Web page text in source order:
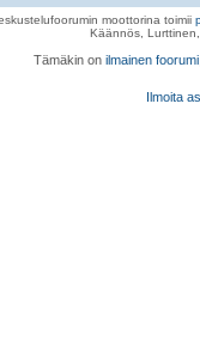
moottorina toimii
Käännös, Lurttinen,
Tämäkin on ilmainen foorumi
Ilmoita